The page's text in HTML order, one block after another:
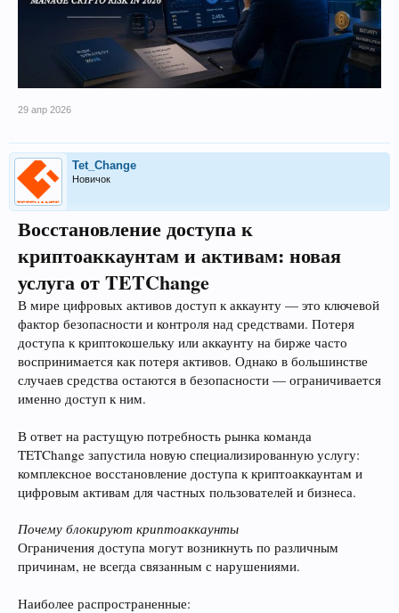
29 апр 2026
Tet_Change
Новичок
Восстановление доступа к
криптоаккаунтам и активам: новая
услуга от TETChange
В мире цифровых активов доступ к аккаунту — это ключевой
фактор безопасности и контроля над средствами. Потеря
доступа к криптокошельку или аккаунту на бирже часто
воспринимается как потеря активов. Однако в большинстве
случаев средства остаются в безопасности — ограничивается
именно доступ к ним.
В ответ на растущую потребность рынка команда
TETChange запустила новую специализированную услугу:
комплексное восстановление доступа к криптоаккаунтам и
цифровым активам для частных пользователей и бизнеса.
Почему блокируют криптоаккаунты
Ограничения доступа могут возникнуть по различным
причинам, не всегда связанным с нарушениями.
Наиболее распространенные: